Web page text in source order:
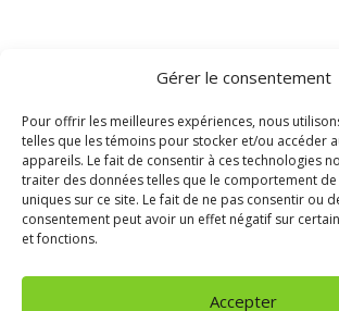
Gérer le consentement
Pour offrir les meilleures expériences, nous
telles que les témoins pour stocker et/ou accéder
appareils. Le fait de consentir à ces technologies
traiter des données telles que le comportement de
uniques sur ce site. Le fait de ne pas consentir ou
consentement peut avoir un effet négatif sur
et fonctions.
Accepter